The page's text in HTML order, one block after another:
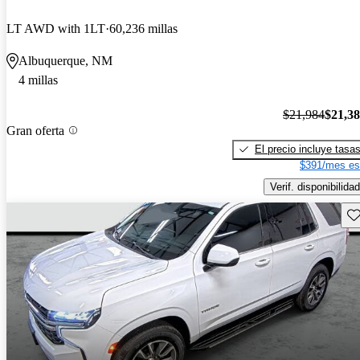
LT AWD with 1LT 60,236 millas
Albuquerque, NM
4 millas
Gran oferta
$21,984
El precio incluye tasas
$391/mes
Verif. disponibilidad